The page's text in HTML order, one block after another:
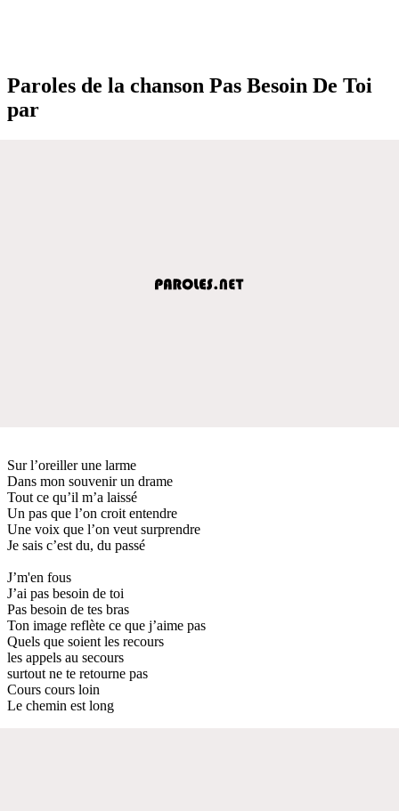
Paroles de la chanson Pas Besoin De Toi
par
Sur l’oreiller une larme
Dans mon souvenir un drame
Tout ce qu’il m’a laissé
Un pas que l’on croit entendre
Une voix que l’on veut surprendre
Je sais c’est du, du passé
J’m'en fous
J’ai pas besoin de toi
Pas besoin de tes bras
Ton image reflète ce que j’aime pas
Quels que soient les recours
les appels au secours
surtout ne te retourne pas
Cours cours loin
Le chemin est long